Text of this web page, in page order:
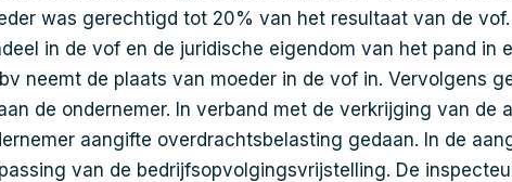
was gerechtigd tot 20% van het resultaat van de
in de vof en de juridische eigendom van het pand in
neemt de plaats van moeder in de vof in. Vervolgens
de ondernemer. In verband met de verkrijging van de
aangifte overdrachtsbelasting gedaan. In de
van de bedrijfsopvolgingsvrijstelling. De